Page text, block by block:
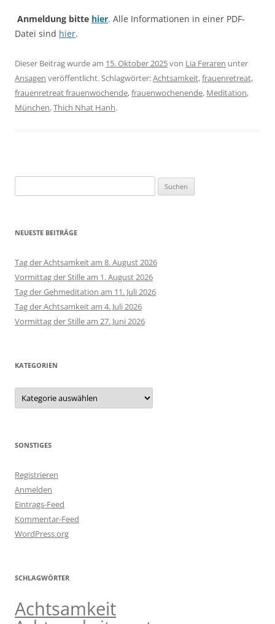
Anmeldung bitte hier. Alle Informationen in einer PDF-
Datei sind hier.
Dieser Beitrag wurde am 15. Oktober 2025von Lia Feraren unter
Ansagen veröffentlicht. Schlagwörter:Achtsamkeit,frauenretreat,
frauenretreat frauenwochende,frauenwochenende, Meditation,
München,Thich Nhat Hanh.
nach:
NEUESTE BEITRÄGE
Tag der Achtsamkeit am 8. August 2026
Vormittag der Stille am 1. August 2026
Tag der Gehmeditation am 11. Juli 2026
Tag der Achtsamkeit am 4. Juli 2026
Vormittag der Stille am 27. Juni 2026
KATEGORIEN
Kategorien
SONSTIGES
Registrieren
Anmelden
Eintrags-Feed
Kommentar-Feed
WordPress.org
SCHLAGWÖRTER
Achtsamkeit